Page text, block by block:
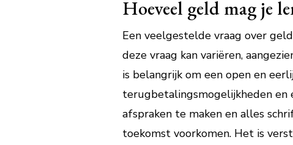
Hoeveel geld mag je
Een veelgestelde vraag over
deze vraag kan variëren,
is belangrijk om een open en
terugbetalingsmogelijkheden en
afspraken te maken en alles
toekomst voorkomen. Het is